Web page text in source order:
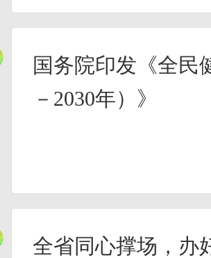
国务院印发《全民
－2030年）》
全省同心撑场，办